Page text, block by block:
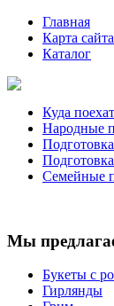
Главная
Карта сайта
Каталог
Куда
Народные
Семейные
Мы
Букеты с
Гирлянды